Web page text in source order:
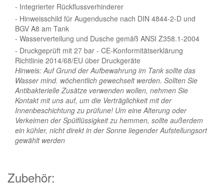
- Integrierter Rückflussverhinderer
- Hinweisschild für Augendusche nach DIN 4844-2-D und
BGV A8 am Tank
- Wasserverteilung und Dusche gemäß ANSI Z358.1-2004
- Druckgeprüft mit 27 bar - CE-Konformitätserklärung
Richtlinie 2014/68/EU über Druckgeräte
Hinweis: Auf Grund der Aufbewahrung im Tank sollte das
Wasser mind. wöchentlich gewechselt werden. Sollten Sie
Antibakterielle Zusätze verwenden wollen, nehmen Sie
Kontakt mit uns auf, um die Verträglichkeit mit der
Innenbeschichtung zu prüfune! Um eine Alterung oder
Verkeimen der Spülflüssigkeit zu hemmen, sollte außerdem
ein kühler, nicht direkt in der Sonne liegender Aufstellungsort
gewählt werden
Zubehör: